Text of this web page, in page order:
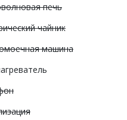
печь
чайник
машина